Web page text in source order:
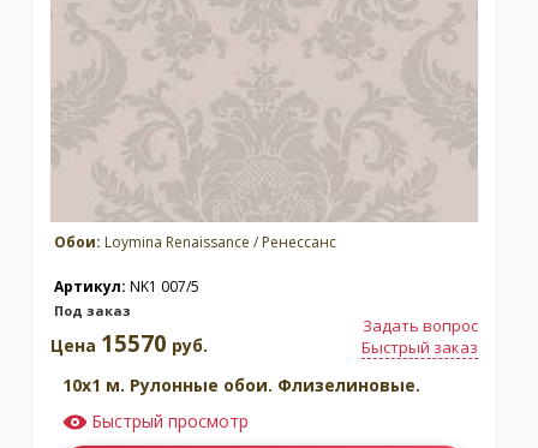
Обои: Loymina Renaissance / Ренессанс
Артикул: NK1 007/5
Под заказ
Задать вопрос
Быстрый заказ
Цена 15570 руб.
10x1 м. Рулонные обои. Флизелиновые.
Быстрый просмотр